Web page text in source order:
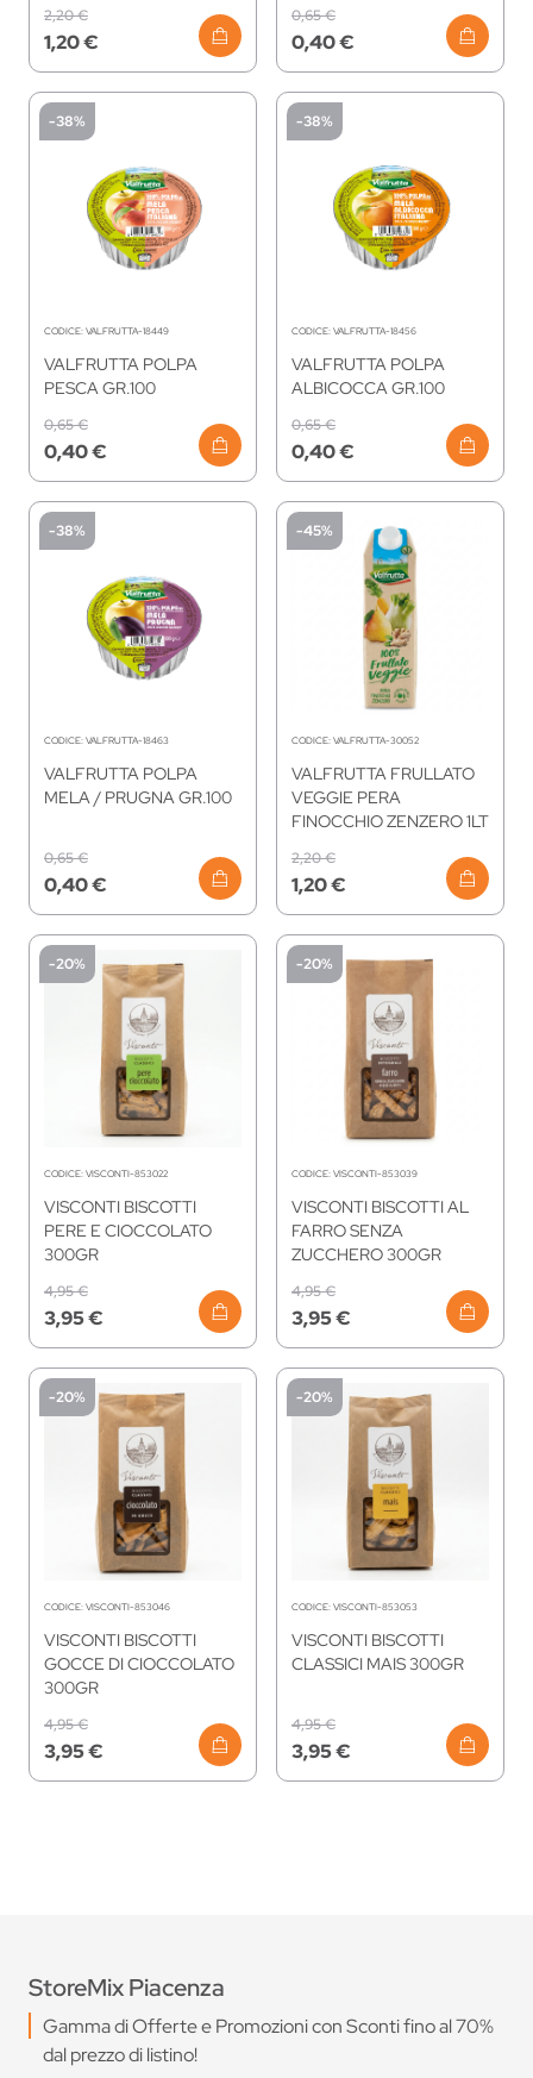
1,20 €
2,20 €
0,40 €
0,65 €
-38%
CODICE: VALFRUTTA-18449
VALFRUTTA POLPA
PESCA GR.100
0,40 €
0,65 €
-38%
CODICE: VALFRUTTA-18456
VALFRUTTA POLPA
ALBICOCCA GR.100
0,40 €
0,65 €
-38%
CODICE: VALFRUTTA-18463
VALFRUTTA POLPA
MELA / PRUGNA GR.100
0,40 €
0,65 €
-45%
CODICE: VALFRUTTA-30052
VALFRUTTA FRULLATO
VEGGIE PERA
FINOCCHIO ZENZERO 1LT
1,20 €
2,20 €
-20%
CODICE: VISCONTI-853022
VISCONTI BISCOTTI
PERE E CIOCCOLATO
300GR
3,95 €
4,95 €
-20%
CODICE: VISCONTI-853039
VISCONTI BISCOTTI AL
FARRO SENZA
ZUCCHERO 300GR
3,95 €
4,95 €
-20%
CODICE: VISCONTI-853046
VISCONTI BISCOTTI
GOCCE DI CIOCCOLATO
300GR
3,95 €
4,95 €
-20%
CODICE: VISCONTI-853053
VISCONTI BISCOTTI
CLASSICI MAIS 300GR
3,95 €
4,95 €
StoreMix Piacenza
Gamma di Offerte e Promozioni con Sconti fino al 70%
dal prezzo di listino!